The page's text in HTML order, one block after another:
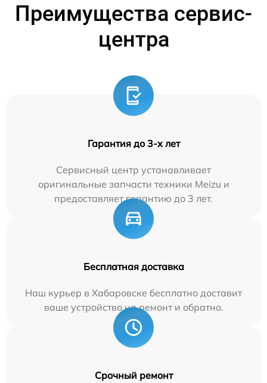
Преимущества сервис-
центра
Гарантия до 3-х лет
Сервисный центр устанавливает
оригинальные запчасти техники Meizu и
предоставляет гарантию до 3 лет.
Бесплатная доставка
Наш курьер в Хабаровске бесплатно доставит
ваше устройство на ремонт и обратно.
Срочный ремонт